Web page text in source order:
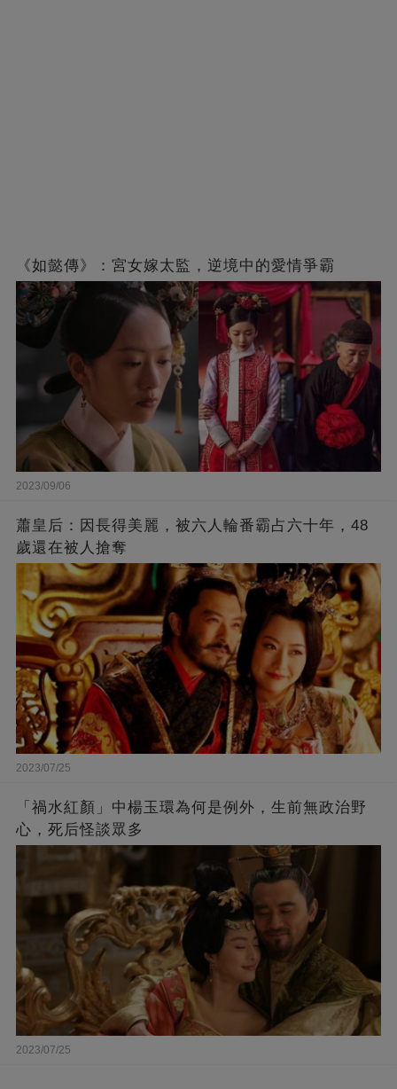
《如懿傳》：宮女嫁太監，逆境中的愛情爭霸
2023/09/06
蕭皇后：因長得美麗，被六人輪番霸占六十年，48
歲還在被人搶奪
2023/07/25
「禍水紅顏」中楊玉環為何是例外，生前無政治野
心，死后怪談眾多
2023/07/25